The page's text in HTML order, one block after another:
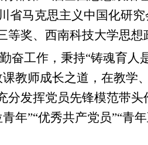
省马克思主义中国化研
奖、西南科技大学思想
奋工作，秉持“铸魂育
教师成长之道，在教学
分发挥党员先锋模范带
年”“优秀共产党员”“青